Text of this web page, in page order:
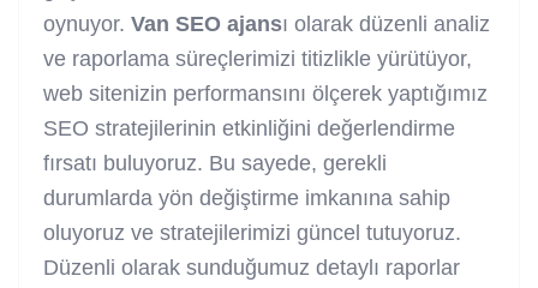
oynuyor. Van SEO ajansı olarak düzenli analiz
ve raporlama süreçlerimizi titizlikle yürütüyor,
web sitenizin performansını ölçerek yaptığımız
SEO stratejilerinin etkinliğini değerlendirme
fırsatı buluyoruz. Bu sayede, gerekli
durumlarda yön değiştirme imkanına sahip
oluyoruz ve stratejilerimizi güncel tutuyoruz.
Düzenli olarak sunduğumuz detaylı raporlar